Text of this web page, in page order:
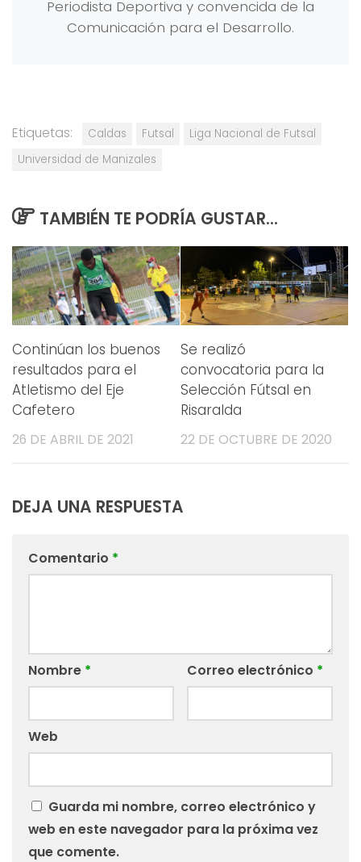
Periodista Deportiva y convencida de la
Comunicación para el Desarrollo.
Etiquetas: Caldas Futsal
Liga Nacional de Futsal
Universidad de Manizales
TAMBIÉN TE PODRÍA GUSTAR...
Continúan los buenos
resultados para el
Atletismo del Eje
Cafetero
26 DE ABRIL DE 2021
Se realizó
convocatoria para la
Selección Fútsal en
Risaralda
22 DE OCTUBRE DE 2020
DEJA UNA RESPUESTA
Comentario *
Nombre * Correo electrónico *
Web
Guarda mi nombre, correo electrónico y
web en este navegador para la próxima vez
que comente.